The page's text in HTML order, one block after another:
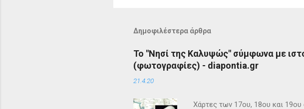
Δημοφιλέστερα άρθρα
Το "Νησί της Καλυψώς" σύμφωνα με
(φωτογραφίες) - diapontia.gr
21.4.20
Χάρτες των 17ου, 18ου και 19ου